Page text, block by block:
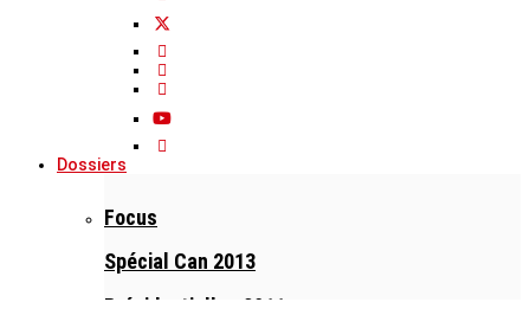
Dossiers
Focus
Spécial Can 2013
Présidentielles 2011